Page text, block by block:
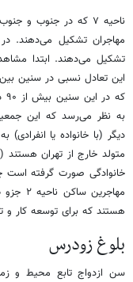
تشکیل می‌دهند. ابتدا
به نظر می‌رسد که این
خانوادگی صورت گرفته است
هستند که برای توسعه کار و
بلوغ زودرس
سن ازدواج تابع محیط و